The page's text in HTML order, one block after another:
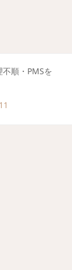
順・PMSを